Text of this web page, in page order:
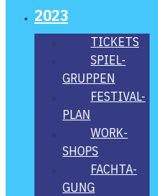
2023
TICKETS
SPIEL­
GRUP­PEN
FES­­TI­­VAL-
PLAN
WORK­
SHOPS
FACH­TA­
GUNG